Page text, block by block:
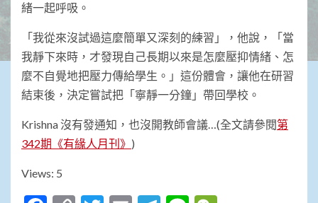
緒一起呼吸。
「我從來沒試過這麼簡單又深刻的練習」，他說，「當
我靜下來時，才發現自己長期以來是怎麼壓抑情緒、怎
麼不自覺地把壓力傳給學生。」這份體會，讓他在研習
結束後，決定嘗試把「寧靜一分鐘」帶回學校。
Krishna 沒有發通知，也沒開教師會議…(全文請參閱第
342期《有緣人月刊》 )
Views: 5